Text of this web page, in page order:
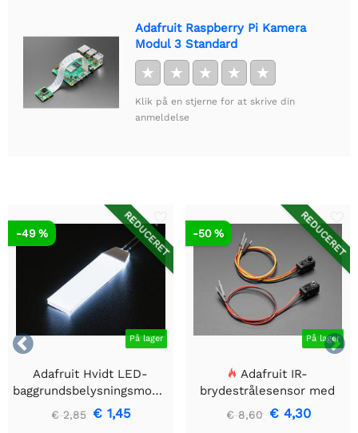
Adafruit Raspberry Pi Kamera
Modul 3 Standard
★ ★ ★ ★ ★
Klik på en stjerne for at skrive din
anmeldelse


REDUCERET
På lager
-49 %
Adafruit Hvidt LED-
baggrundsbelysningsmodul
- Lille 12mm x 40mm
€ 2,85 € 1,45
REDUCERET
På lager
-50 %
Adafruit IR-
brydestrålesensor med
premium ledningsstuds -
5 mm LED'er
€ 8,60 € 4,30